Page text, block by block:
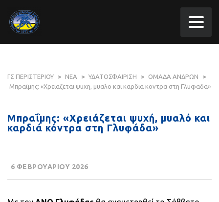
ΓΣ ΠΕΡΙΣΤΕΡΙΟΥ > ΝΕΑ > ΥΔΑΤΟΣΦΑΙΡΙΣΗ > ΟΜΑΔΑ ΑΝΔΡΩΝ
>
Μπραϊμης: «Χρειαζεται ψυχη, μυαλο και καρδια κοντρα στη Γλυφαδα»
Μπραΐμης: «Χρειάζεται ψυχή, μυαλό και
καρδιά κόντρα στη Γλυφάδα»
6 ΦΕΒΡΟΥΑΡΙΟΥ 2026